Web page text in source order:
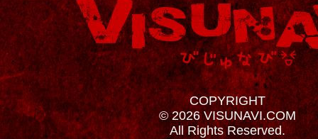
COPYRIGHT
© 2026 VISUNAVI.COM
All Rights Reserved.